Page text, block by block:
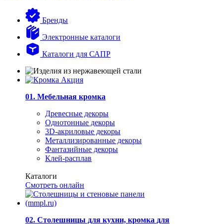
Бренды
Электронные каталоги
Каталоги для САПР
01. Мебельная кромка
Древесные декоры
Однотонные декоры
3D-акриловые декоры
Металлизированные декоры
Фантазийные декоры
Клей-расплав
Каталоги
Смотреть онлайн
02. Столешницы для кухни, кромка для